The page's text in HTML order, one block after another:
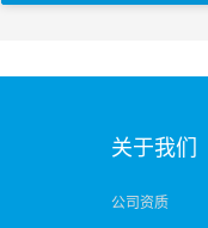
关于我们
公司资质